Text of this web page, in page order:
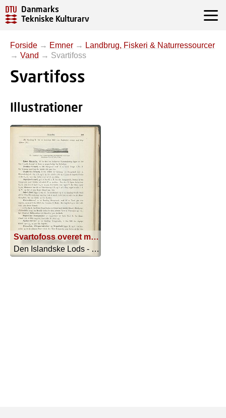
Danmarks
Tekniske Kulturarv
Forside → Emner → Landbrug, Fiskeri & Naturressourcer
→ Vand → Svartifoss
Svartifoss
Illustrationer
Svartofoss overet med Kollafjardarnes i SV. t. S., 9 Sm
Den Islandske Lods - 1911